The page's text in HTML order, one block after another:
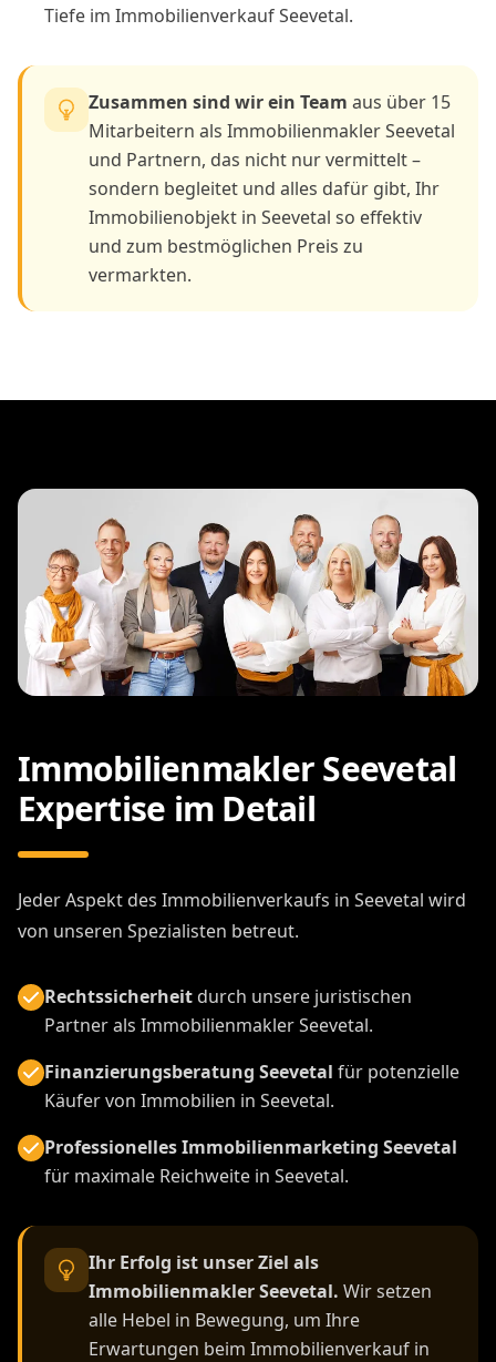
Tiefe im Immobilienverkauf Seevetal.
Zusammen sind wir ein Team aus über 15
Mitarbeitern als Immobilienmakler Seevetal
und Partnern, das nicht nur vermittelt –
sondern begleitet und alles dafür gibt, Ihr
Immobilienobjekt in Seevetal so effektiv
und zum bestmöglichen Preis zu
vermarkten.
Immobilienmakler Seevetal
Expertise im Detail
Jeder Aspekt des Immobilienverkaufs in Seevetal wird
von unseren Spezialisten betreut.
Rechtssicherheitdurch unsere juristischen
Partner als Immobilienmakler Seevetal.
Finanzierungsberatung Seevetal für potenzielle
Käufer von Immobilien in Seevetal.
Professionelles Immobilienmarketing Seevetal
für maximale Reichweite in Seevetal.
Ihr Erfolg ist unser Ziel als
Immobilienmakler Seevetal. Wir setzen
alle Hebel in Bewegung, um Ihre
Erwartungen beim Immobilienverkauf in